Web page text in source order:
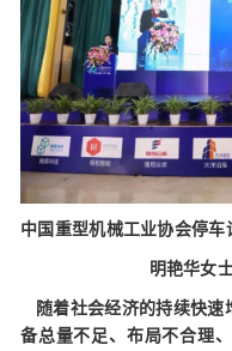
中国重型机械工业协会停
明艳华女士
随着社会经济的持续快速
备总量不足、布局不合理